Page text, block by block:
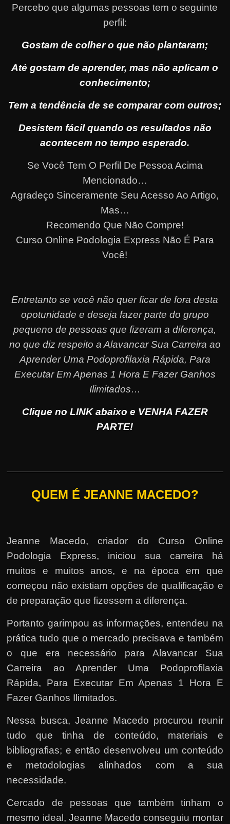
Percebo que algumas pessoas tem o seguinte
perfil:
Gostam de colher o que não plantaram;
Até gostam de aprender, mas não aplicam o
conhecimento;
Tem a tendência de se comparar com outros;
Desistem fácil quando os resultados não
acontecem no tempo esperado.
Se Você Tem O Perfil De Pessoa Acima
Mencionado…
Agradeço Sinceramente Seu Acesso Ao Artigo,
Mas…
Recomendo Que Não Compre!
Curso Online Podologia Express Não É Para
Você!
Entretanto se você não quer ficar de fora desta
opotunidade e deseja fazer parte do grupo
pequeno de pessoas que fizeram a diferença,
no que diz respeito a Alavancar Sua Carreira ao
Aprender Uma Podoprofilaxia Rápida, Para
Executar Em Apenas 1 Hora E Fazer Ganhos
Ilimitados…
Clique no LINK abaixo e VENHA FAZER
PARTE!
QUEM É JEANNE MACEDO?
Jeanne Macedo, criador do Curso Online
Podologia Express, iniciou sua carreira há
muitos e muitos anos, e na época em que
começou não existiam opções de qualificação e
de preparação que fizessem a diferença.
Portanto garimpou as informações, entendeu na
prática tudo que o mercado precisava e também
o que era necessário para Alavancar Sua
Carreira ao Aprender Uma Podoprofilaxia
Rápida, Para Executar Em Apenas 1 Hora E
Fazer Ganhos Ilimitados.
Nessa busca, Jeanne Macedo procurou reunir
tudo que tinha de conteúdo, materiais e
bibliografias; e então desenvolveu um conteúdo
e metodologias alinhados com a sua
necessidade.
Cercado de pessoas que também tinham o
mesmo ideal, Jeanne Macedo conseguiu montar